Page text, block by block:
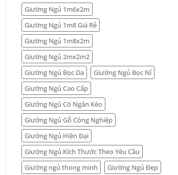
Giường Ngủ 1m6x2m
Giường Ngủ 1m8 Giá Rẻ
Giường Ngủ 1m8x2m
Giường Ngủ 2mx2m2
Giường Ngủ Bọc Da
Giường Ngủ Bọc Nỉ
Giường Ngủ Cao Cấp
Giường Ngủ Có Ngăn Kéo
Giường Ngủ Gỗ Công Nghiệp
Giường Ngủ Hiện Đại
Giường Ngủ Kích Thước Theo Yêu Cầu
Giường ngủ thong minh
Giường Ngủ Đẹp